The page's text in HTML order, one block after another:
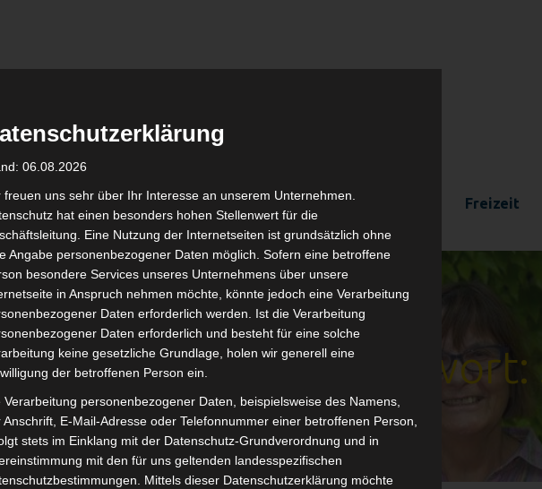
Wolfenbüttel
IMMER BESSER!
Sport Soziales Freizeit
06.08.2026
freuen uns sehr über Ihr Interesse an unserem Unternehmen.
hat einen besonders hohen Stellenwert für die
Eine Nutzung der Internetseiten ist grundsätzlich ohne
Angabe personenbezogener Daten möglich. Sofern eine betroffene
besondere Services unseres Unternehmens über unsere
in Anspruch nehmen möchte, könnte jedoch eine Verarbeitung
Daten erforderlich werden. Ist die Verarbeitung
Daten erforderlich und besteht für eine solche
keine gesetzliche Grundlage, holen wir generell eine
der betroffenen Person ein.
Verarbeitung personenbezogener Daten, beispielsweise des Namens,
Anschrift, E-Mail-Adresse oder Telefonnummer einer betroffenen Person,
stets im Einklang mit der Datenschutz-Grundverordnung und in
mit den für uns geltenden landesspezifischen
Mittels dieser Datenschutzerklärung möchte